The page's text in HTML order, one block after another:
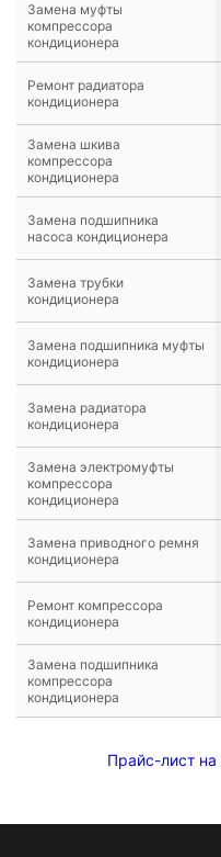
Замена муфты
компрессора
кондиционера
Ремонт радиатора
кондиционера
Замена шкива
компрессора
кондиционера
Замена подшипника
насоса кондиционера
Замена трубки
кондиционера
Замена подшипника муфты
кондиционера
Замена радиатора
кондиционера
Замена электромуфты
компрессора
кондиционера
Замена приводного ремня
кондиционера
Ремонт компрессора
кондиционера
Замена подшипника
компрессора
кондиционера
Прайс-лист